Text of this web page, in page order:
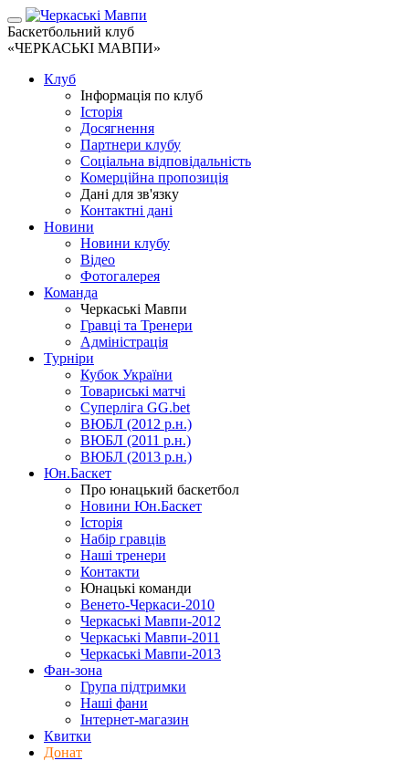
Баскетбольний клуб
«ЧЕРКАСЬКІ МАВПИ»
Клуб
Інформація по клуб
Історія
Досягнення
Партнери клубу
Соціальна відповідальність
Комерційна пропозиція
Дані для зв'язку
Контактні дані
Новини
Новини клубу
Відео
Фотогалерея
Команда
Черкаські Мавпи
Гравці та Тренери
Адміністрація
Турніри
Кубок України
Товариські матчі
Суперліга GG.bet
ВЮБЛ (2012 р.н.)
ВЮБЛ (2011 р.н.)
ВЮБЛ (2013 р.н.)
Юн.Баскет
Про юнацький баскетбол
Новини Юн.Баскет
Історія
Набір гравців
Наші тренери
Контакти
Юнацькі команди
Венето-Черкаси-2010
Черкаські Мавпи-2012
Черкаські Мавпи-2011
Черкаські Мавпи-2013
Фан-зона
Група підтримки
Наші фани
Інтернет-магазин
Квитки
Донат